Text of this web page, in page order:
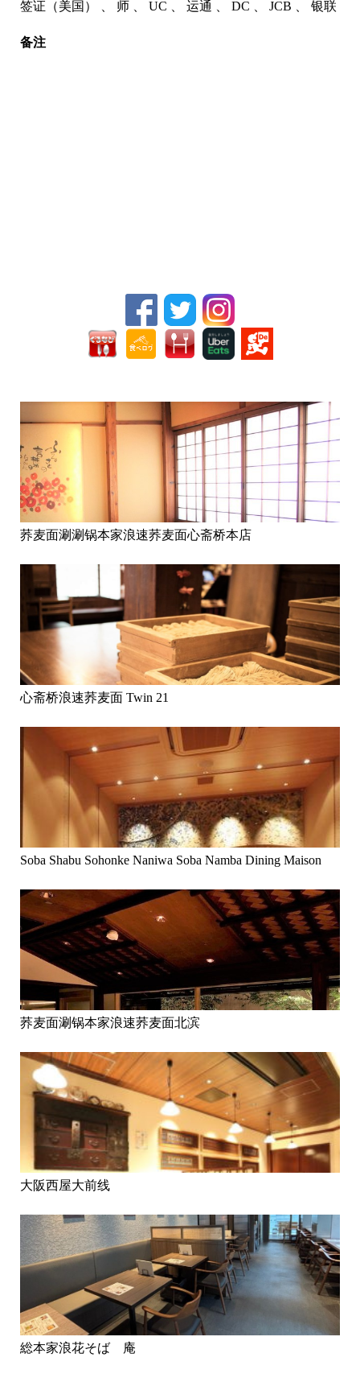
签证（美国）
师 UC 运通 DC JCB 银联
备注
荞麦面涮涮锅本家浪速荞麦面心斋桥本店
心斋桥浪速荞麦面 Twin 21
Soba Shabu Sohonke Naniwa Soba Namba Dining Maison
荞麦面涮锅本家浪速荞麦面北滨
大阪西屋大前线
総本家浪花そば 庵